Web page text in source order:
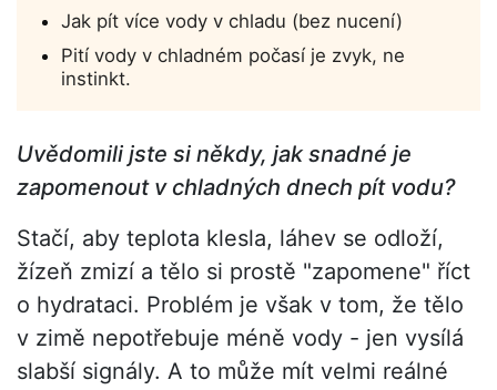
Jak pít více vody v chladu (bez nucení)
Pití vody v chladném počasí je zvyk, ne
instinkt.
Uvědomili jste si někdy, jak snadné je
zapomenout v chladných dnech pít vodu?
Stačí, aby teplota klesla, láhev se odloží,
žízeň zmizí a tělo si prostě "zapomene" říct
o hydrataci. Problém je však v tom, že tělo
v zimě nepotřebuje méně vody - jen vysílá
slabší signály. A to může mít velmi reálné